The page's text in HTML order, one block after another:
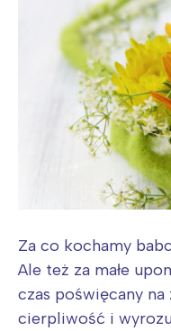
Za co kochamy
Ale też za małe
czas poświęcany
cierpliwość i